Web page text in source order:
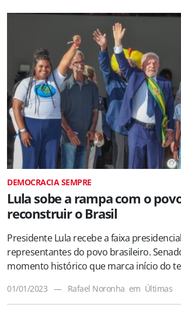
DEMOCRACIA SEMPRE
Lula sobe a rampa com o
reconstruir o Brasil
Presidente Lula recebe a faixa
representantes do povo brasileiro.
momento histórico que marca início do
01/01/2023 — Rafael Noronha em Últimas